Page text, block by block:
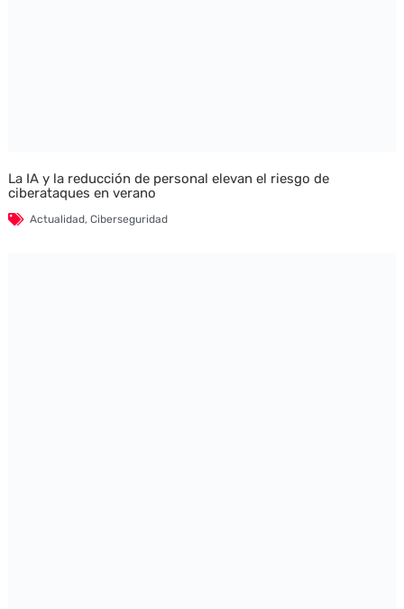
La IA y la reducción de personal elevan el riesgo de
ciberataques en verano
Actualidad, Ciberseguridad